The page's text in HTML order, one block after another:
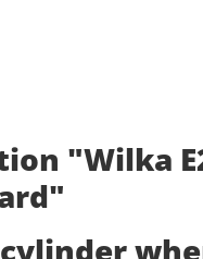
"Wilka